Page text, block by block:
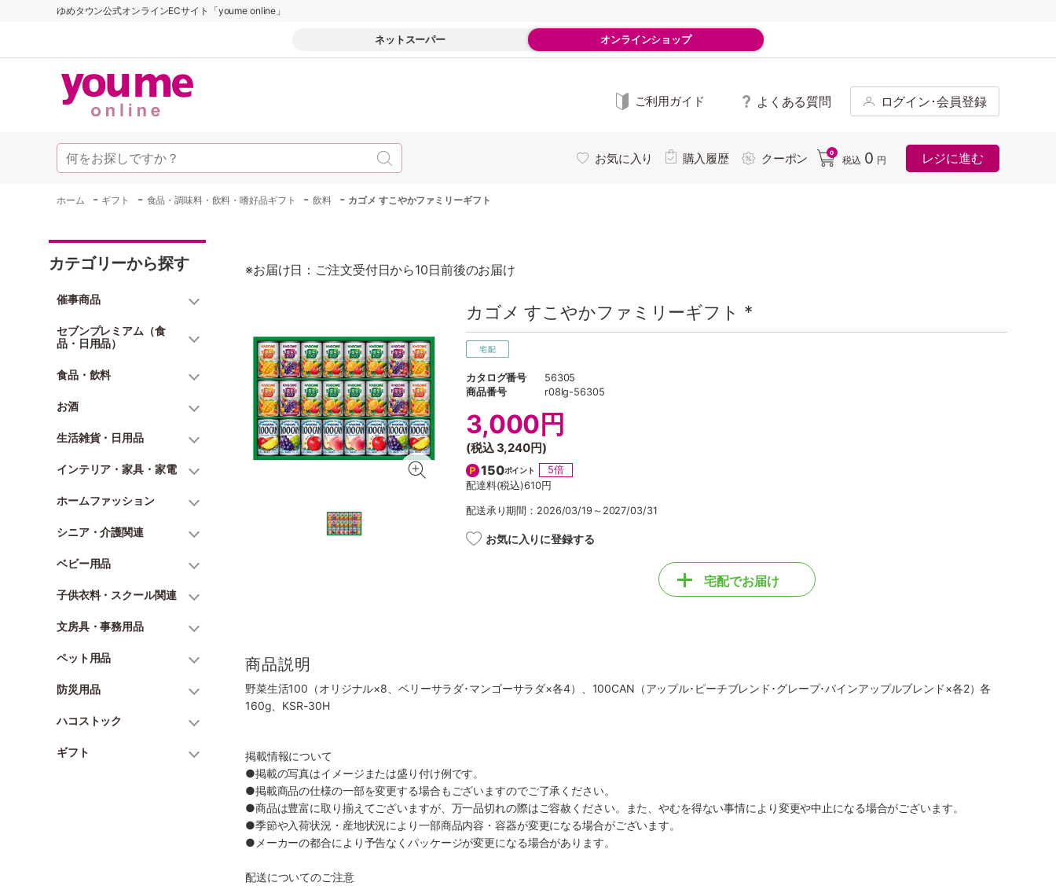
ゆめタウン公式オンラインECサイト「youme online」
ネットスーパー オンラインショップ
ご利用ガイド よくある質問 ログイン･会員登録
お気に入り 購入履歴 クーポン 0
税込 0 円 レジに進む
ホーム - ギフト - 食品・調味料・飲料・嗜好品ギフト -飲料 - カゴメ すこやかファミリーギフト
カテゴリーから探す
催事商品
セブンプレミアム（食
品・日用品）
食品・飲料
お酒
生活雑貨・日用品
インテリア・家具・家電
ホームファッション
シニア・介護関連
ベビー用品
子供衣料・スクール関連
文房具・事務用品
ペット用品
防災用品
ハコストック
ギフト
※お届け日：ご注文受付日から10日前後のお届け
カゴメ すこやかファミリーギフト *
カタログ番号
56305
商品番号
r08lg-56305
3,000円
(税込 3,240円)
150ポイント
5倍
配達料(税込)610円
配送承り期間：2026/03/19～2027/03/31
お気に入りに登録する
宅配でお届け
商品説明
野菜生活100（オリジナル×8、ベリーサラダ･マンゴーサラダ×各4）、100CAN（アップル･ピーチブレンド･グレープ･パインアップルブレンド×各2）各
160g、KSR-30H
掲載情報について
●掲載の写真はイメージまたは盛り付け例です。
●掲載商品の仕様の一部を変更する場合もございますのでご了承ください。
●商品は豊富に取り揃えてございますが、万一品切れの際はご容赦ください。また、やむを得ない事情により変更や中止になる場合がございます。
●季節や入荷状況・産地状況により一部商品内容・容器が変更になる場合がございます。
●メーカーの都合により予告なくパッケージが変更になる場合があります。
配送についてのご注意